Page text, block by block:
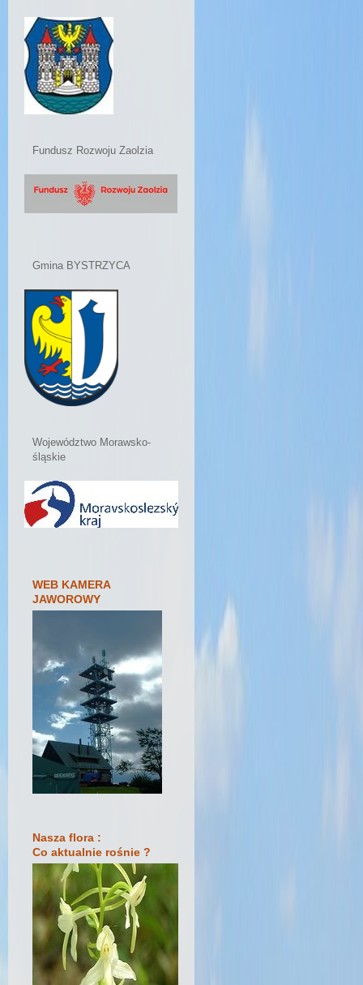
Fundusz Rozwoju Zaolzia
Gmina BYSTRZYCA
Województwo Morawsko-
śląskie
WEB KAMERA
JAWOROWY
Nasza flora :
Co aktualnie rośnie ?